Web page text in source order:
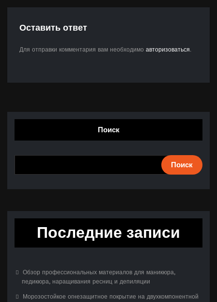
Оставить ответ
Для отправки комментария вам необходимо авторизоваться.
Поиск
Поиск
Последние записи
Обзор профессиональных материалов для маникюра,
педикюра, наращивания ресниц и депиляции
Морозостойкое огнезащитное покрытие на двухкомпонентной